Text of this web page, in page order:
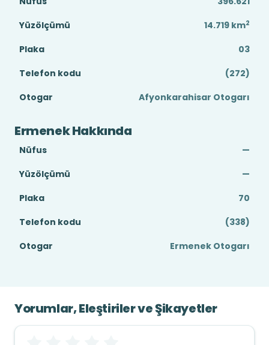
Yüzölçümü
14.719 km2
Plaka
03
Telefon kodu
(272)
Otogar
Afyonkarahisar Otogarı
Ermenek Hakkında
Nüfus
—
Yüzölçümü
—
Plaka
70
Telefon kodu
(338)
Otogar
Ermenek Otogarı
Yorumlar, Eleştiriler ve Şikayetler